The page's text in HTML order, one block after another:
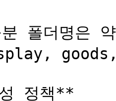
정책**